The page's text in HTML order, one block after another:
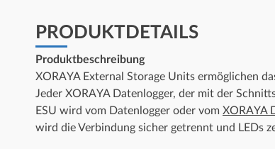
PRODUKTDETAILS
Produktbeschreibung
XORAYA External Storage Units ermöglichen
Jeder XORAYA Datenlogger, der mit der
ESU wird vom Datenlogger oder vom XORAYA
wird die Verbindung sicher getrennt und LEDs